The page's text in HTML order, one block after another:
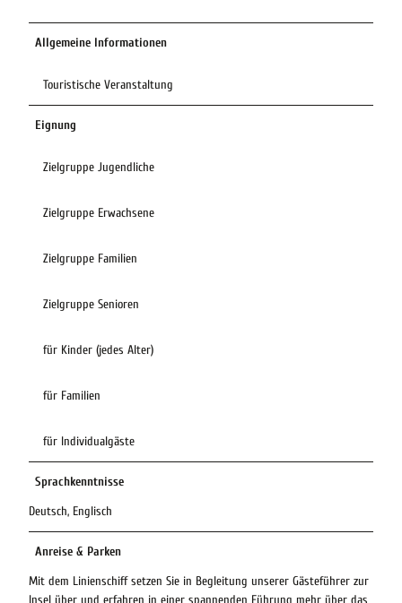
Allgemeine Informationen
Touristische Veranstaltung
Eignung
Zielgruppe Jugendliche
Zielgruppe Erwachsene
Zielgruppe Familien
Zielgruppe Senioren
für Kinder (jedes Alter)
für Familien
für Individualgäste
Sprachkenntnisse
Deutsch, Englisch
Anreise & Parken
Mit dem Linienschiff setzen Sie in Begleitung unserer Gästeführer zur
Insel über und erfahren in einer spannenden Führung mehr über das